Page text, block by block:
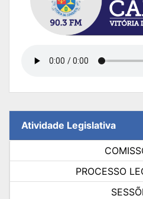
Atividade Legislativa
PROCESSO